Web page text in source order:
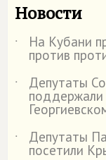
Новости
˙ На Кубани
против
˙
Депутаты
˙
Депутаты
посетили